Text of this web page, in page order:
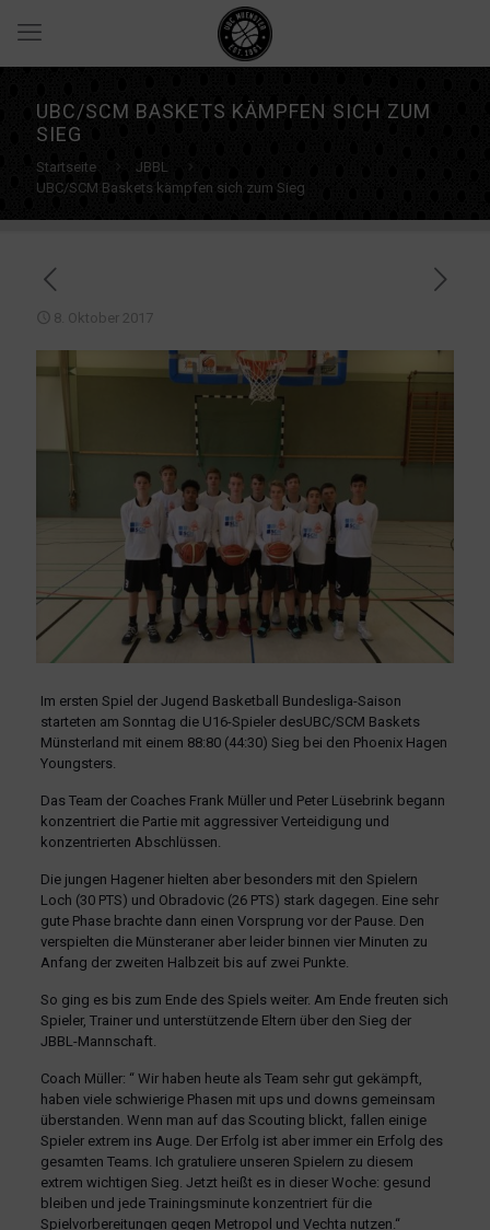
UBC/SCM BASKETS KÄMPFEN SICH ZUM
SIEG
Startseite
JBBL
UBC/SCM Baskets kämpfen sich zum Sieg
8. Oktober 2017
Im ersten Spiel der Jugend Basketball Bundesliga-Saison
starteten am Sonntag die U16-Spieler desUBC/SCM Baskets
Münsterland mit einem 88:80 (44:30) Sieg bei den Phoenix Hagen
Youngsters.
Das Team der Coaches Frank Müller und Peter Lüsebrink begann
konzentriert die Partie mit aggressiver Verteidigung und
konzentrierten Abschlüssen.
Die jungen Hagener hielten aber besonders mit den Spielern
Loch (30 PTS) und Obradovic (26 PTS) stark dagegen. Eine sehr
gute Phase brachte dann einen Vorsprung vor der Pause. Den
verspielten die Münsteraner aber leider binnen vier Minuten zu
Anfang der zweiten Halbzeit bis auf zwei Punkte.
So ging es bis zum Ende des Spiels weiter. Am Ende freuten sich
Spieler, Trainer und unterstützende Eltern über den Sieg der
JBBL-Mannschaft.
Coach Müller: “ Wir haben heute als Team sehr gut gekämpft,
haben viele schwierige Phasen mit ups und downs gemeinsam
überstanden. Wenn man auf das Scouting blickt, fallen einige
Spieler extrem ins Auge. Der Erfolg ist aber immer ein Erfolg des
gesamten Teams. Ich gratuliere unseren Spielern zu diesem
extrem wichtigen Sieg. Jetzt heißt es in dieser Woche: gesund
bleiben und jede Trainingsminute konzentriert für die
Spielvorbereitungen gegen Metropol und Vechta nutzen.“